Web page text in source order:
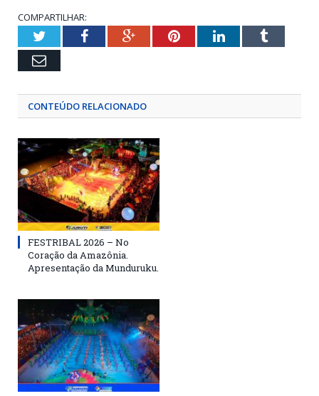
COMPARTILHAR:
TwitterFacebookGoogle+PinterestLinkedInTumblr
Email
CONTEÚDO RELACIONADO
FESTRIBAL 2026 – No
Coração da Amazônia.
Apresentação da Munduruku.